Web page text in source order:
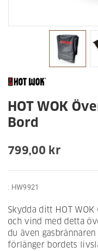
HOT WOK
Bord
799,00 kr
: HW9921
Skydda ditt HOT
och vind med detta
du även
förlänger bordets